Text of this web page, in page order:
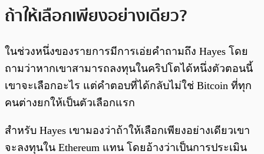
ถ้าให้เลือกเพียงอย่างเดียว?
ในช่วงหนึ่งของรายการมีการเอ่ยคำถามถึง Hayes โดย
ถามว่าหากเขาสามารถลงทุนในคริปโตได้หนึ่งตัวตอนนี้
เขาจะเลือกอะไร แต่คำตอบที่ได้กลับไม่ใช่ Bitcoin ที่ทุก
คนต่างยกให้เป็นตัวเลือกแรก
สำหรับ Hayes เขามองว่าถ้าให้เลือกเพียงอย่างเดียวเขา
จะลงทุนใน Ethereum แทน โดยอ้างว่าเป็นการประเมิน